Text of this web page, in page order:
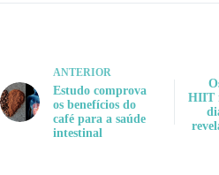
ANTERIOR
Estudo comprova
os benefícios do
café para a saúde
intestinal
HIIT